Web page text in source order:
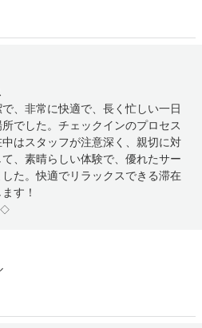
、非常に快適で、長く忙しい一日
でした。チェックインのプロセス
はスタッフが注意深く、親切に対
、素晴らしい体験で、優れたサー
た。快適でリラックスできる滞在
す！
◇